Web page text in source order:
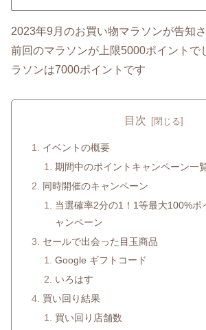
2023年9月のお買い物マラソンが告知さ
前回のマラソンが上限5000ポイントで
ラソンは7000ポイントです
目次
イベントの概要
期間中のポイントキャンペーン一
同時開催のキャンペーン
当選確率2分の1！1等最大100%ポ
ャンペーン
セールで出会った目玉商品
Google ギフトコード
いろはす
買い回り結果
買い回り店舗数